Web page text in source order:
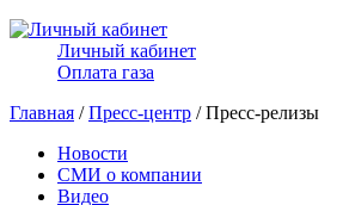
Личный кабинет
Оплата газа
Главная /Пресс-центр / Пресс-релизы
Новости
СМИ о компании
Видео